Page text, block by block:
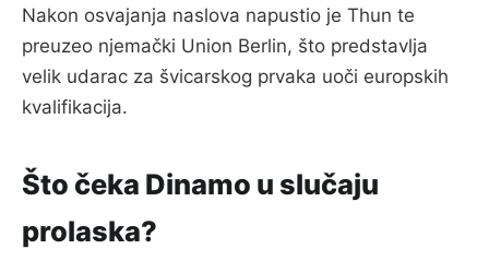
Nakon osvajanja naslova napustio je Thun te
preuzeo njemački Union Berlin, što predstavlja
velik udarac za švicarskog prvaka uoči europskih
kvalifikacija.
Što čeka Dinamo u slučaju
prolaska?